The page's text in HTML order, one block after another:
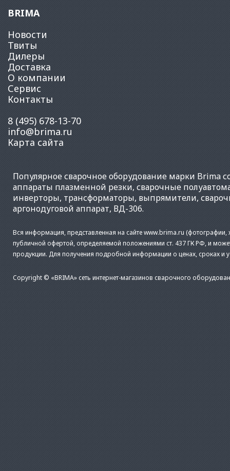
BRIMA
Новости
Твиты
Дилеры
Доставка
О компании
Сервис
Контакты
8 (495) 678-13-70
info@brima.ru
Карта сайта
Популярноесварочное оборудование марки Brima
аппараты плазменной резки, сварочные
инверторы, трансформаторы, выпрямители,
аргонодуговой аппарат, ВД-306.
Вся информация, представленная на сайте www.brima.ru (фотографии,
публичной офертой, определяемой положениями ст. 437 ГК РФ, и
продукции. Для получения подробной информации о ценах, сроках и
Copyright © «BRIMA» сеть интернет-магазинов сварочного